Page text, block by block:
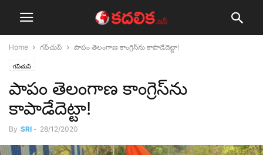
Home గ‌ప్‌చుప్ పాపం తెలంగాణ కాంగ్రెస్‌ను కాపాడేదెట్టా!
గ‌ప్‌చుప్
పాపం తెలంగాణ కాంగ్రెస్‌ను
కాపాడేదెట్టా!
By SRI - 28/12/2020